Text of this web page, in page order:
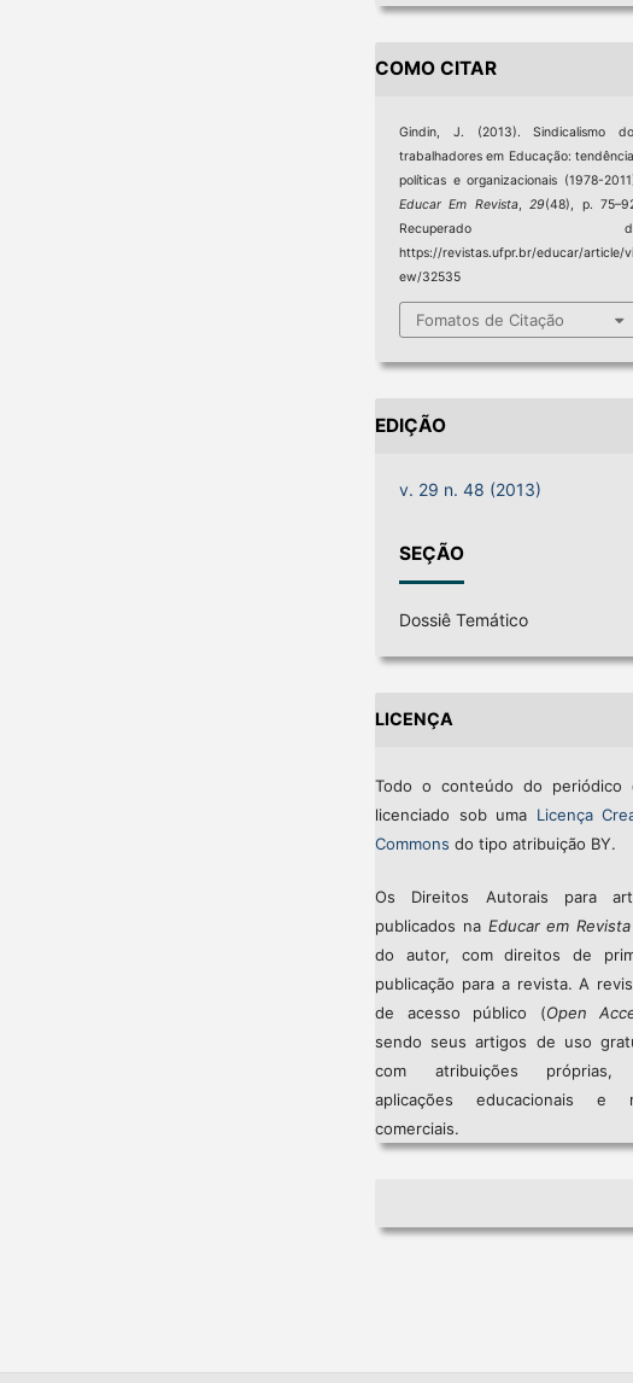
COMO CITAR
Gindin, J. (2013). Sindicalismo
trabalhadores em Educação:
políticas e organizacionais (1978-
Educar Em Revista,29(48), p.
Recuperado
https://revistas.ufpr.br/educar/article/vi
ew/32535
Fomatos de Citação
EDIÇÃO
v. 29 n. 48 (2013)
SEÇÃO
Dossiê Temático
LICENÇA
Todo o conteúdo do periódico
licenciado sob uma Licença
Commons do tipo atribuição BY.
Os Direitos Autorais para
publicados na Educar em Revista
do autor, com direitos de
publicação para a revista. A
de acesso público (Open
sendo seus artigos de uso
com atribuições próprias,
aplicações educacionais e
comerciais.